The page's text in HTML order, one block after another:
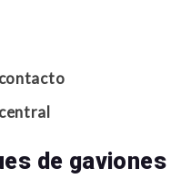
de gaviones